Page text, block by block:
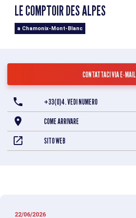
LE COMPTOIR DES ALPES
a Chamonix-Mont-Blanc
CONTATTACI VIA E-MAIL
+33(0)4. VEDI NUMERO
COME ARRIVARE
SITO WEB
22/06/2026